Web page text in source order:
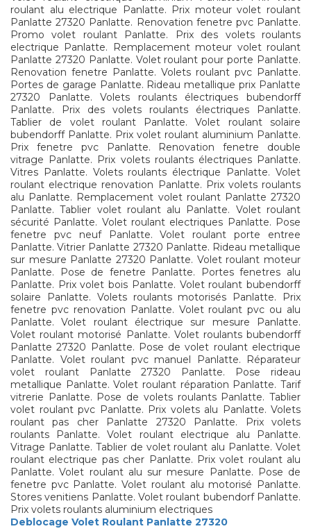
roulant alu electrique Panlatte. Prix moteur volet roulant
Panlatte 27320 Panlatte. Renovation fenetre pvc Panlatte.
Promo volet roulant Panlatte. Prix des volets roulants
electrique Panlatte. Remplacement moteur volet roulant
Panlatte 27320 Panlatte. Volet roulant pour porte Panlatte.
Renovation fenetre Panlatte. Volets roulant pvc Panlatte.
Portes de garage Panlatte. Rideau metallique prix Panlatte
27320 Panlatte. Volets roulants électriques bubendorff
Panlatte. Prix des volets roulants électriques Panlatte.
Tablier de volet roulant Panlatte. Volet roulant solaire
bubendorff Panlatte. Prix volet roulant aluminium Panlatte.
Prix fenetre pvc Panlatte. Renovation fenetre double
vitrage Panlatte. Prix volets roulants électriques Panlatte.
Vitres Panlatte. Volets roulants électrique Panlatte. Volet
roulant electrique renovation Panlatte. Prix volets roulants
alu Panlatte. Remplacement volet roulant Panlatte 27320
Panlatte. Tablier volet roulant alu Panlatte. Volet roulant
sécurité Panlatte. Volet roulant electriques Panlatte. Pose
fenetre pvc neuf Panlatte. Volet roulant porte entree
Panlatte. Vitrier Panlatte 27320 Panlatte. Rideau metallique
sur mesure Panlatte 27320 Panlatte. Volet roulant moteur
Panlatte. Pose de fenetre Panlatte. Portes fenetres alu
Panlatte. Prix volet bois Panlatte. Volet roulant bubendorff
solaire Panlatte. Volets roulants motorisés Panlatte. Prix
fenetre pvc renovation Panlatte. Volet roulant pvc ou alu
Panlatte. Volet roulant électrique sur mesure Panlatte.
Volet roulant motorisé Panlatte. Volet roulants bubendorff
Panlatte 27320 Panlatte. Pose de volet roulant electrique
Panlatte. Volet roulant pvc manuel Panlatte. Réparateur
volet roulant Panlatte 27320 Panlatte. Pose rideau
metallique Panlatte. Volet roulant réparation Panlatte. Tarif
vitrerie Panlatte. Pose de volets roulants Panlatte. Tablier
volet roulant pvc Panlatte. Prix volets alu Panlatte. Volets
roulant pas cher Panlatte 27320 Panlatte. Prix volets
roulants Panlatte. Volet roulant electrique alu Panlatte.
Vitrage Panlatte. Tablier de volet roulant alu Panlatte. Volet
roulant electrique pas cher Panlatte. Prix volet roulant alu
Panlatte. Volet roulant alu sur mesure Panlatte. Pose de
fenetre pvc Panlatte. Volet roulant alu motorisé Panlatte.
Stores venitiens Panlatte. Volet roulant bubendorf Panlatte.
Prix volets roulants aluminium electriques
Deblocage Volet Roulant Panlatte 27320